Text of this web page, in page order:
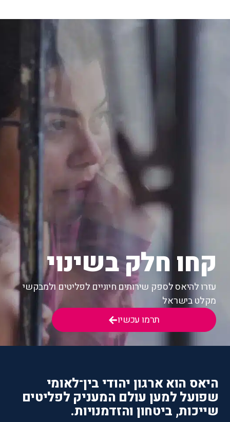
קחו חלק בשינוי
עזרו להיאס לספק שירותים חיוניים לפליטים ולמבקשי
מקלט בישראל
תרמו עכשיו
היאס הוא ארגון יהודי בין־לאומי
שפועל למען עולם המעניק לפליטים
שייכות, ביטחון והזדמנויות.